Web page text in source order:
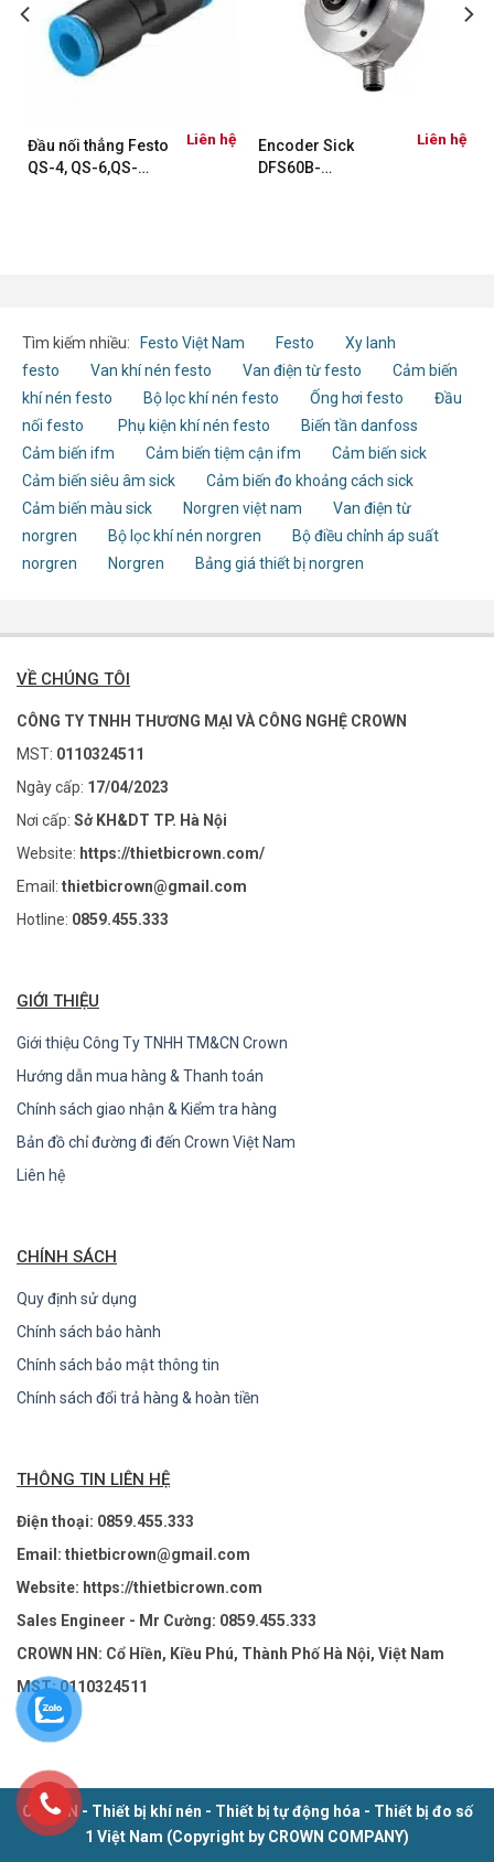
Đầu nối thẳng Festo
QS-4, QS-6,QS-
Liên hệ
Encoder Sick
DFS60B-
Liên hệ
Tìm kiếm nhiều: Festo Việt Nam Festo
Xy lanh
festo
Van khí nén festo Van điện từ festo
Cảm biến
khí nén festo
Bộ lọc khí nén festo Ống hơi festo
Đầu
nối festo
Phụ kiện khí nén festo
Biến tần danfoss
Cảm biến ifm
Cảm biến tiệm cận ifm
Cảm biến sick
Cảm biến siêu âm sick
Cảm biến đo khoảng cách sick
Cảm biến màu sick
Norgren việt nam
Van điện từ
norgren
Bộ lọc khí nén norgren
Bộ điều chỉnh áp suất
norgren
Norgren Bảng giá thiết bị norgren
VỀ CHÚNG TÔI
CÔNG TY TNHH THƯƠNG MẠI VÀ CÔNG NGHỆ CROWN
MST: 0110324511
Ngày cấp: 17/04/2023
Nơi cấp: Sở KH&DT TP. Hà Nội
Website: https://thietbicrown.com/
Email: thietbicrown@gmail.com
Hotline: 0859.455.333
GIỚI THIỆU
Giới thiệu Công Ty TNHH TM&CN Crown
Hướng dẫn mua hàng & Thanh toán
Chính sách giao nhận & Kiểm tra hàng
Bản đồ chỉ đường đi đến Crown Việt Nam
Liên hệ
CHÍNH SÁCH
Quy định sử dụng
Chính sách bảo hành
Chính sách bảo mật thông tin
Chính sách đổi trả hàng & hoàn tiền
THÔNG TIN LIÊN HỆ
Điện thoại: 0859.455.333
Email: thietbicrown@gmail.com
Website: https://thietbicrown.com
Sales Engineer - Mr Cường: 0859.455.333
CROWN HN: Cổ Hiền, Kiều Phú, Thành Phố Hà Nội, Việt Nam
MST: 0110324511
CROWN - Thiết bị khí nén - Thiết bị tự động hóa - Thiết bị đo số
1 Việt Nam (Copyright by CROWN COMPANY)